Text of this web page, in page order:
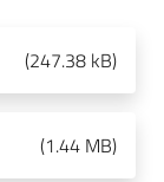
(247.38 kB)
(1.44 MB)